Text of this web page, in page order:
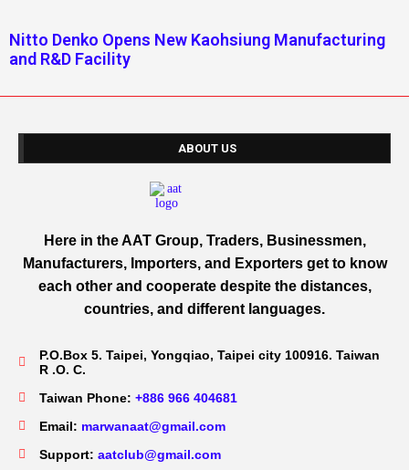
Nitto Denko Opens New Kaohsiung Manufacturing
and R&D Facility
ABOUT US
Here in the AAT Group, Traders, Businessmen,
Manufacturers, Importers, and Exporters get to know
each other and cooperate despite the distances,
countries, and different languages.
P.O.Box 5. Taipei, Yongqiao, Taipei city 100916. Taiwan
R .O. C.
Taiwan Phone: +886 966 404681
Email: marwanaat@gmail.com
Support: aatclub@gmail.com